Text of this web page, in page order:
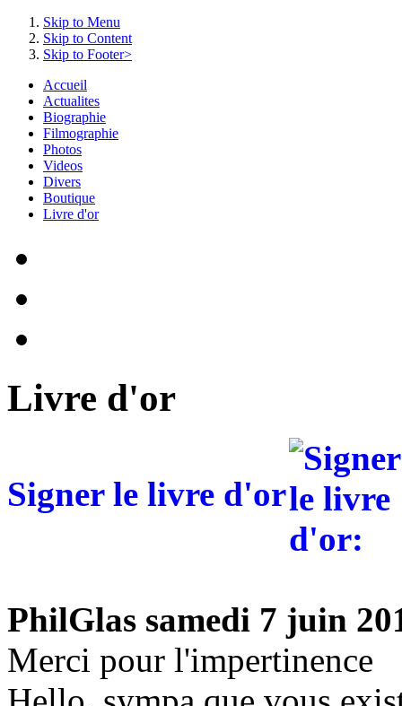
Skip to Menu
Skip to Content
Skip to Footer>
Accueil
Actualites
Biographie
Filmographie
Photos
Videos
Divers
Boutique
Livre d'or
Livre d'or
Signer le livre d'or
PhilGlas samedi 7 juin
Merci pour l'impertinence